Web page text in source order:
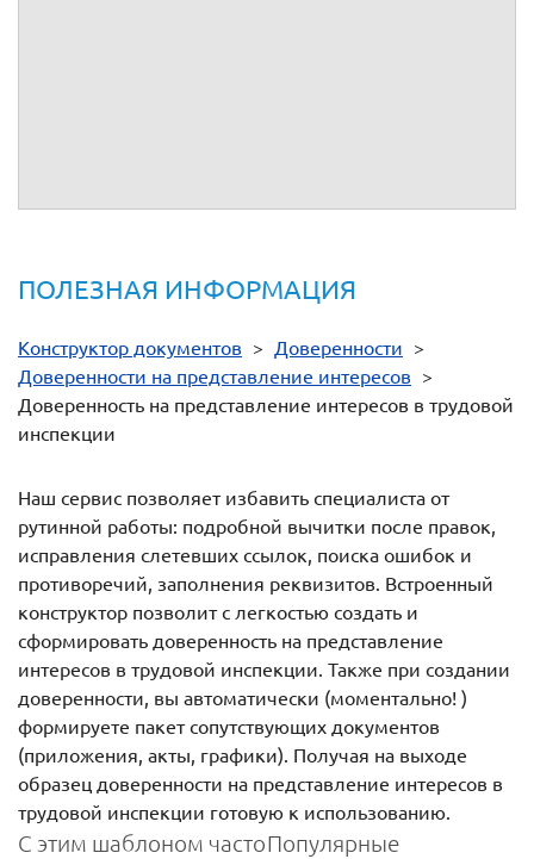
ПОЛЕЗНАЯ ИНФОРМАЦИЯ
Конструктор документов > Доверенности >
Доверенности на представление интересов >
Доверенность на представление интересов в трудовой
инспекции
Наш сервис позволяет избавить специалиста от
рутинной работы: подробной вычитки после правок,
исправления слетевших ссылок, поиска ошибок и
противоречий, заполнения реквизитов. Встроенный
конструктор позволит с легкостью создать и
сформировать доверенность на представление
интересов в трудовой инспекции. Также при создании
доверенности, вы автоматически (моментально! )
формируете пакет сопутствующих документов
(приложения, акты, графики). Получая на выходе
образец доверенности на представление интересов в
трудовой инспекции готовую к использованию.
С этим шаблоном частоПопулярные